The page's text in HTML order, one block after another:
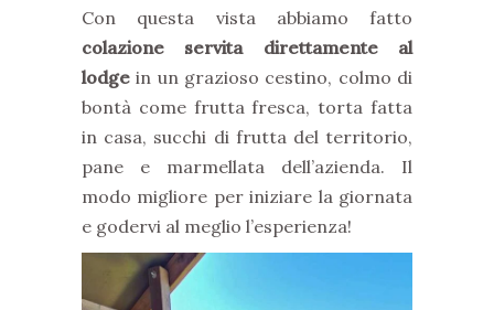
Con questa vista abbiamo fatto
colazione servita direttamente al
lodge in un grazioso cestino, colmo di
bontà come frutta fresca, torta fatta
in casa, succhi di frutta del territorio,
pane e marmellata dell’azienda. Il
modo migliore per iniziare la giornata
e godervi al meglio l’esperienza!